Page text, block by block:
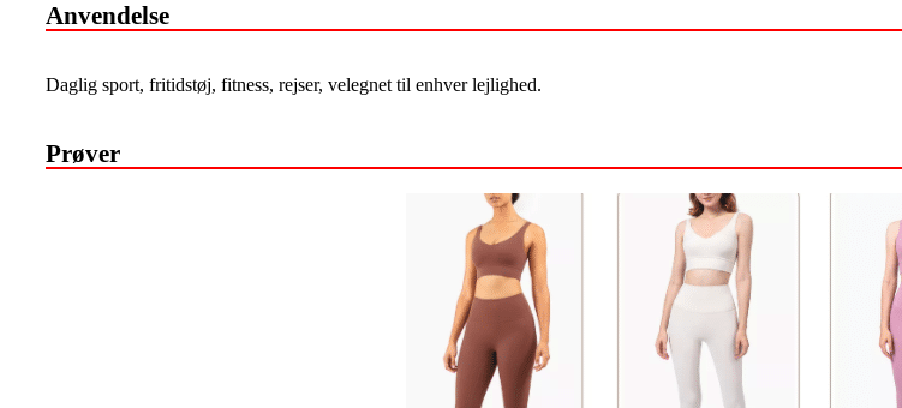
Anvendelse
Daglig sport, fritidstøj, fitness, rejser, velegnet til enhver lejlighed.
Prøver